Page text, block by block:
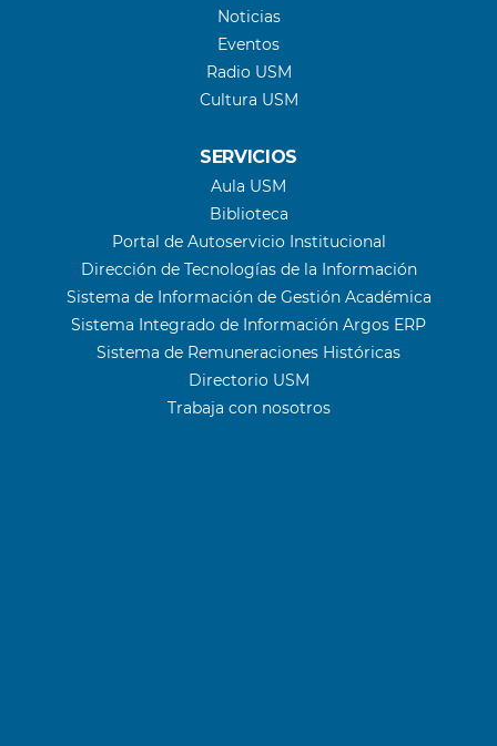
Noticias
Eventos
Radio USM
Cultura USM
SERVICIOS
Aula USM
Biblioteca
Portal de Autoservicio Institucional
Dirección de Tecnologías de la Información
Sistema de Información de Gestión Académica
Sistema Integrado de Información Argos ERP
Sistema de Remuneraciones Históricas
Directorio USM
Trabaja con nosotros